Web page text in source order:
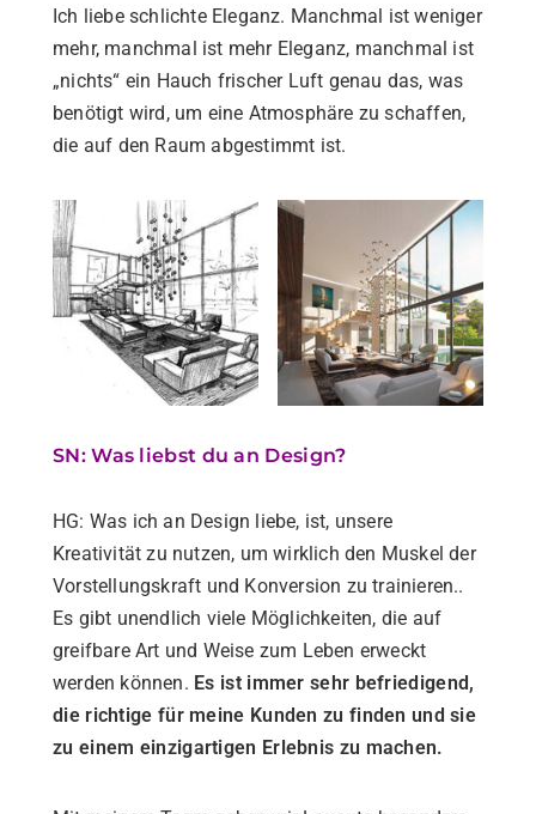
Ich liebe schlichte Eleganz. Manchmal ist weniger
mehr, manchmal ist mehr Eleganz, manchmal ist
„nichts“ ein Hauch frischer Luft genau das, was
benötigt wird, um eine Atmosphäre zu schaffen,
die auf den Raum abgestimmt ist.
SN: Was liebst du an Design?
HG: Was ich an Design liebe, ist, unsere
Kreativität zu nutzen, um wirklich den Muskel der
Vorstellungskraft und Konversion zu trainieren..
Es gibt unendlich viele Möglichkeiten, die auf
greifbare Art und Weise zum Leben erweckt
werden können. Es ist immer sehr befriedigend,
die richtige für meine Kunden zu finden und sie
zu einem einzigartigen Erlebnis zu machen.